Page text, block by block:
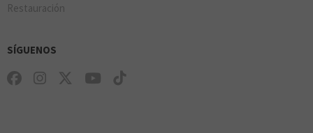
Restauración
SÍGUENOS